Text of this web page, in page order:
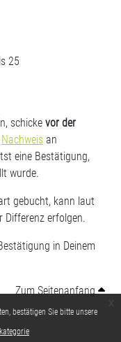
bestätigen Sie bitte unsere
25
schicke vor der
Nachweisan
eine Bestätigung,
wurde.
gebucht, kann laut
Differenz erfolgen.
in Deinem
Zum Seitenanfang